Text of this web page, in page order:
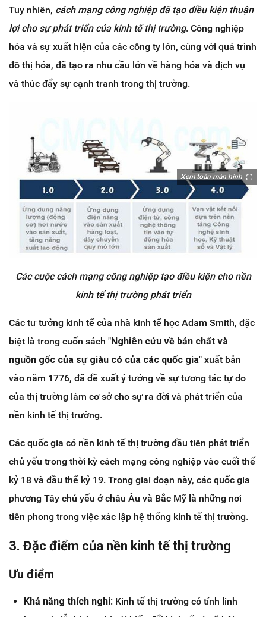
Tuy nhiên, cách mạng công nghiệp đã tạo điều kiện thuận
lợi cho sự phát triển của kinh tế thị trường. Công nghiệp
hóa và sự xuất hiện của các công ty lớn, cùng với quá trình
đô thị hóa, đã tạo ra nhu cầu lớn về hàng hóa và dịch vụ
và thúc đẩy sự cạnh tranh trong thị trường.
Xem toàn màn hình
Các cuộc cách mạng công nghiệp tạo điều kiện cho nền
kinh tế thị trường phát triển
Các tư tưởng kinh tế của nhà kinh tế học Adam Smith, đặc
biệt là trong cuốn sách "Nghiên cứu về bản chất và
nguồn gốc của sự giàu có của các quốc gia" xuất bản
vào năm 1776, đã đề xuất ý tưởng về sự tương tác tự do
của thị trường làm cơ sở cho sự ra đời và phát triển của
nền kinh tế thị trường.
Các quốc gia có nền kinh tế thị trường đầu tiên phát triển
chủ yếu trong thời kỳ cách mạng công nghiệp vào cuối thế
kỷ 18 và đầu thế kỷ 19. Trong giai đoạn này, các quốc gia
phương Tây chủ yếu ở châu Âu và Bắc Mỹ là những nơi
tiên phong trong việc xác lập hệ thống kinh tế thị trường.
3. Đặc điểm của nền kinh tế thị trường
Ưu điểm
Khả năng thích nghi: Kinh tế thị trường có tính linh